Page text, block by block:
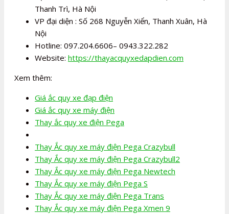
Thanh Trì, Hà Nội
VP đại diện : Số 268 Nguyễn Xiển, Thanh Xuân, Hà
Nội
Hotline: 097.204.6606– 0943.322.282
Website: https://thayacquyxedapdien.com
Xem thêm:
Giá ắc quy xe đạp điện
Giá ắc quy xe máy điện
Thay ắc quy xe điện Pega
Thay Ắc quy xe máy điện Pega Crazybull
Thay Ắc quy xe máy điện Pega Crazybull2
Thay Ắc quy xe máy điện Pega Newtech
Thay Ắc quy xe máy điện Pega S
Thay Ắc quy xe máy điện Pega Trans
Thay Ắc quy xe máy điện Pega Xmen 9